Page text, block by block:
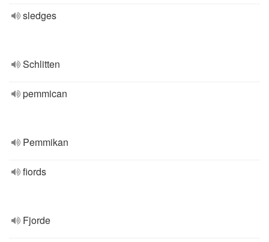
sledges
Schlitten
pemmican
Pemmikan
fiords
Fjorde